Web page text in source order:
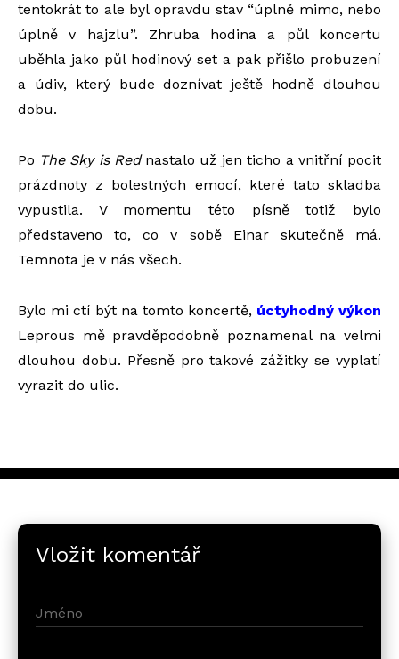
tentokrát to ale byl opravdu stav “úplně mimo, nebo
úplně v hajzlu”. Zhruba hodina a půl koncertu
uběhla jako půl hodinový set a pak přišlo probuzení
a údiv, který bude doznívat ještě hodně dlouhou
dobu.
Po The Sky is Rednastalo už jen ticho a vnitřní pocit
prázdnoty z bolestných emocí, které tato skladba
vypustila. V momentu této písně totiž bylo
představeno to, co v sobě Einar skutečně má.
Temnota je v nás všech.
Bylo mi ctí být na tomto koncertě, úctyhodný výkon
Leprous mě pravděpodobně poznamenal na velmi
dlouhou dobu. Přesně pro takové zážitky se vyplatí
vyrazit do ulic.
Vložit komentář